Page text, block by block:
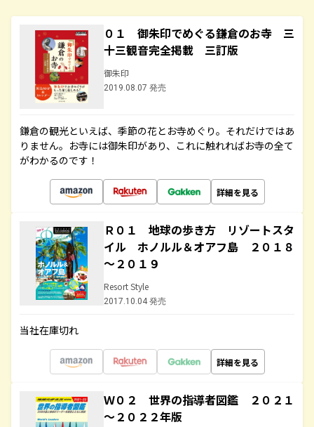
０１ 御朱印でめぐる鎌倉のお寺 三
十三観音完全掲載 三訂版
御朱印
2019.08.07 発売
鎌倉の観光といえば、季節の花とお寺めぐり。それだけではあ
りません。お寺には御朱印があり、これに触れればお寺の全て
がわかるのです！
詳細を見る
Ｒ０１ 地球の歩き方 リゾートスタ
イル ホノルル＆オアフ島 ２０１８
～２０１９
Resort Style
2017.10.04 発売
当社在庫切れ
詳細を見る
Ｗ０２ 世界の指導者図鑑 ２０２１
～２０２２年版